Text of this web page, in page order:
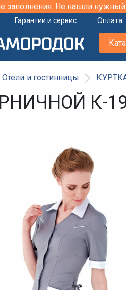
заполнения. Не нашли
Гарантии и сервис Оплата
Отели и гостинницы
К-